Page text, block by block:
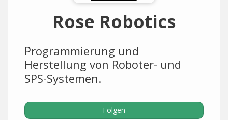
Rose Robotics
Programmierung und
Herstellung von Roboter- und
SPS-Systemen.
Folgen